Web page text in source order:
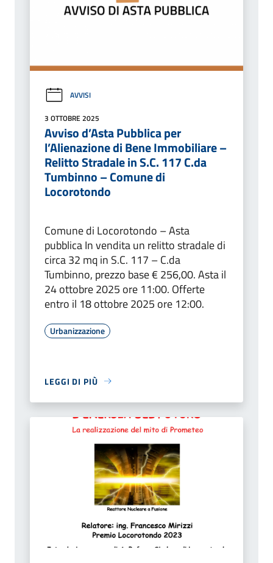
AVVISI
3 OTTOBRE 2025
Avviso d’Asta Pubblica per
l’Alienazione di Bene Immobiliare –
Relitto Stradale in S.C. 117 C.da
Tumbinno – Comune di
Locorotondo
Comune di Locorotondo – Asta
pubblica In vendita un relitto stradale di
circa 32 mq in S.C. 117 – C.da
Tumbinno, prezzo base € 256,00. Asta il
24 ottobre 2025 ore 11:00. Offerte
entro il 18 ottobre 2025 ore 12:00.
Urbanizzazione
LEGGI DI PIÙ